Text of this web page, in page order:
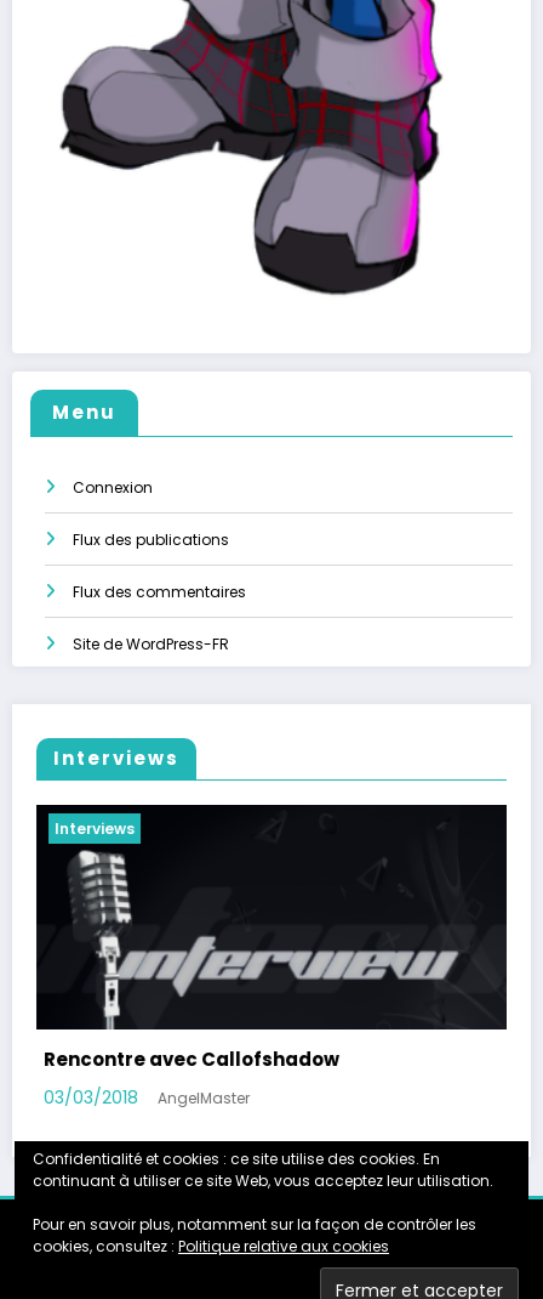
Menu
Connexion
Flux des publications
Flux des commentaires
Site de WordPress-FR
Interviews
Interviews
Rencontre avec Micka, blogueur souffrant
d’hyperacousie
Accueil Calendrier Instagram Galerie
Confidentialité et cookies : ce site utilise des cookies. En
continuant à utiliser ce site Web, vous acceptez leur utilisation.
Pour en savoir plus, notamment sur la façon de contrôler les
cookies, consultez : Politique relative aux cookies